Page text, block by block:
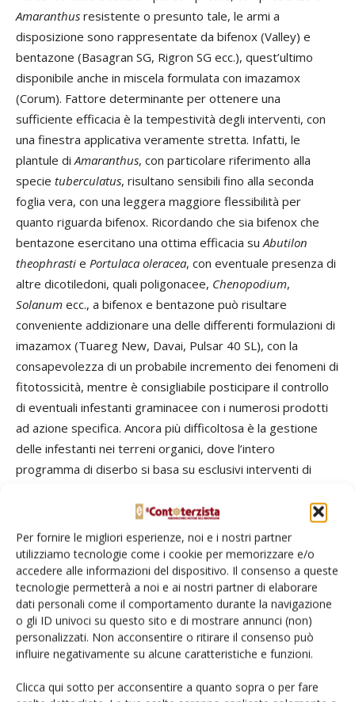
Per fornire le migliori esperienze, noi e i nostri partner
utilizziamo tecnologie come i cookie per memorizzare e/o
accedere alle informazioni del dispositivo. Il consenso a queste
tecnologie permetterà a noi e ai nostri partner di elaborare
dati personali come il comportamento durante la navigazione
o gli ID univoci su questo sito e di mostrare annunci (non)
personalizzati. Non acconsentire o ritirare il consenso può
influire negativamente su alcune caratteristiche e funzioni.
Clicca qui sotto per acconsentire a quanto sopra o per fare
Amaranthus resistente o presunto tale, le armi a
disposizione sono rappresentate da bifenox (Valley) e
bentazone (Basagran SG, Rigron SG ecc.), quest’ultimo
disponibile anche in miscela formulata con imazamox
(Corum). Fattore determinante per ottenere una
sufficiente efficacia è la tempestività degli interventi, con
una finestra applicativa veramente stretta. Infatti, le
plantule diAmaranthus, con particolare riferimento alla
specie tuberculatus, risultano sensibili fino alla seconda
foglia vera, con una leggera maggiore flessibilità per
quanto riguarda bifenox. Ricordando che sia bifenox che
bentazone esercitano una ottima efficacia suAbutilon
theophrasti e Portulaca oleracea, con eventuale presenza di
altre dicotiledoni, quali poligonacee, Chenopodium,
Solanum ecc., a bifenox e bentazone può risultare
conveniente addizionare una delle differenti formulazioni di
imazamox (Tuareg New, Davai, Pulsar 40 SL), con la
consapevolezza di un probabile incremento dei fenomeni di
fitotossicità, mentre è consigliabile posticipare il controllo
di eventuali infestanti graminacee con i numerosi prodotti
ad azione specifica. Ancora più difficoltosa è la gestione
delle infestanti nei terreni organici, dove l’intero
programma di diserbo si basa su esclusivi interventi di
resistente, sono indispensabili trattamenti
precocissimi con bifenox o bentazone, completando
successivamente li controllo delle altre malerbe con
applicazione di imazamox + tifensulfuron-metile (Harmony
50 SX) o con la miscela pronta di imazamox + bentazone
(Corum), sempre di possibile rafforzamento con dosi
ridotte del prodotto solfonilueico.